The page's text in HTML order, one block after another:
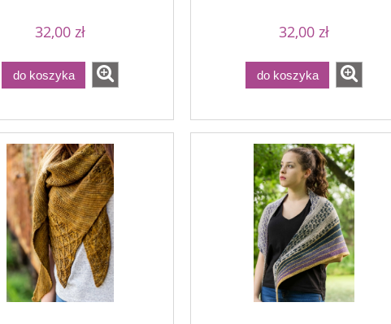
32,00 zł
do koszyka
32,00 zł
do koszyka